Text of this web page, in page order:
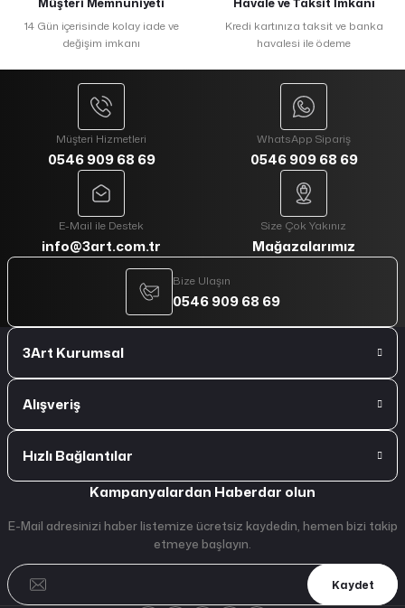
14 Gün içerisinde kolay iade ve
değişim imkanı
Kredi kartınıza taksit ve banka
havalesi ile ödeme
Müşteri Hizmetleri
0546 909 68 69
WhatsApp Sipariş
0546 909 68 69
E-Mail ile Destek
info@3art.com.tr
Size Çok Yakınız
Mağazalarımız
Bize Ulaşın
0546 909 68 69
3Art Kurumsal
Alışveriş
Hızlı Bağlantılar
Kampanyalardan Haberdar olun
E-Mail adresinizi haber listemize ücretsiz kaydedin, hemen bizi takip
etmeye başlayın.
Kaydet